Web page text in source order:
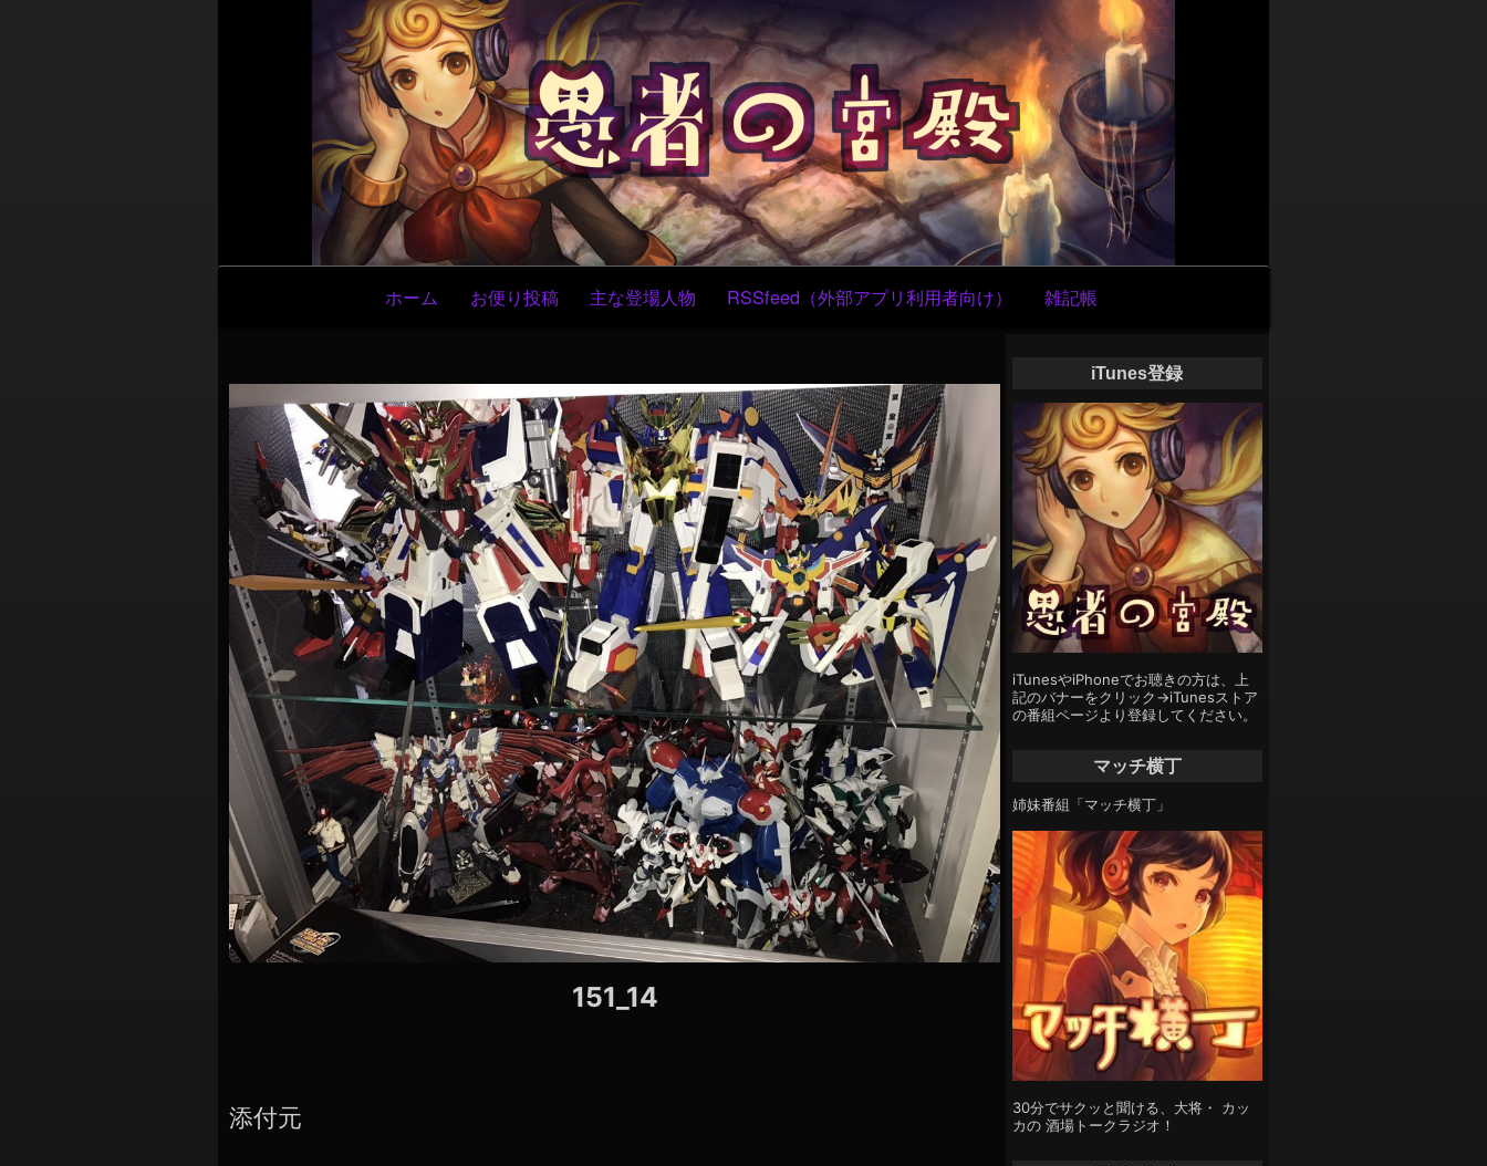
ン
テ
ン
ツ
へ
ス
キ
ッ
プ
ナ
ビ
ゲ
ー
シ
ョ
ン
ホーム お便り投稿 主な登場人物 RSSfeed（外部アプリ利用者向け） 雑記帳
151_14
添付元
iTunes登録
iTunesやiPhoneでお聴きの方は、上
記のバナーをクリック→iTunesストア
の番組ページより登録してください。
マッチ横丁
姉妹番組「マッチ横丁」
30分でサクッと聞ける、大将・ カッ
カの 酒場トークラジオ！